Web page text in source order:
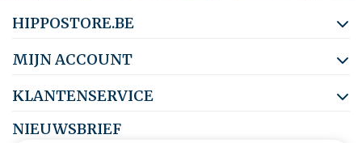
HIPPOSTORE.BE
MIJN ACCOUNT
KLANTENSERVICE
NIEUWSBRIEF